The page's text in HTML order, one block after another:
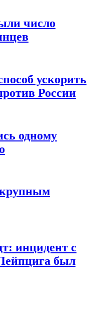
число
ускорить
России
одному
крупным
инцидент с
был